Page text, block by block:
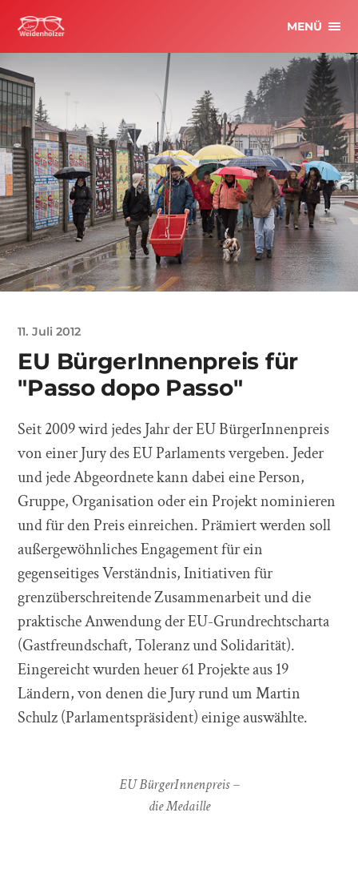
MENÜ
11. Juli 2012
EU BürgerInnenpreis für
"Passo dopo Passo"
Seit 2009 wird jedes Jahr der EU BürgerInnenpreis
von einer Jury des EU Parlaments vergeben. Jeder
und jede Abgeordnete kann dabei eine Person,
Gruppe, Organisation oder ein Projekt nominieren
und für den Preis einreichen. Prämiert werden soll
außergewöhnliches Engagement für ein
gegenseitiges Verständnis, Initiativen für
grenzüberschreitende Zusammenarbeit und die
praktische Anwendung der EU-Grundrechtscharta
(Gastfreundschaft, Toleranz und Solidarität).
Eingereicht wurden heuer 61 Projekte aus 19
Ländern, von denen die Jury rund um Martin
Schulz (Parlamentspräsident) einige auswählte.
EU BürgerInnenpreis –
die Medaille